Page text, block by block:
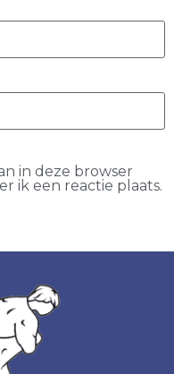
in deze browser
ik een reactie plaats.